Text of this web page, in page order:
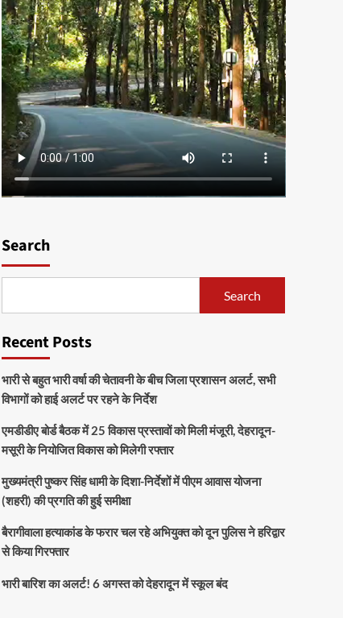
Search
Search
Recent Posts
भारी से बहुत भारी वर्षा की चेतावनी के बीच जिला प्रशासन अलर्ट, सभी
विभागों को हाई अलर्ट पर रहने के निर्देश
एमडीडीए बोर्ड बैठक में 25 विकास प्रस्तावों को मिली मंजूरी, देहरादून-
मसूरी के नियोजित विकास को मिलेगी रफ्तार
मुख्यमंत्री पुष्कर सिंह धामी के दिशा-निर्देशों में पीएम आवास योजना
(शहरी) की प्रगति की हुई समीक्षा
बैरागीवाला हत्याकांड के फरार चल रहे अभियुक्त को दून पुलिस ने हरिद्वार
से किया गिरफ्तार
भारी बारिश का अलर्ट! 6 अगस्त को देहरादून में स्कूल बंद